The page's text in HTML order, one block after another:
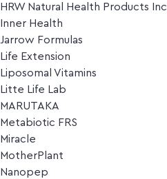
HRW Natural Health Products Inc
Inner Health
Jarrow Formulas
Life Extension
Liposomal Vitamins
Litte Life Lab
MARUTAKA
Metabiotic FRS
Miracle
MotherPlant
Nanopep